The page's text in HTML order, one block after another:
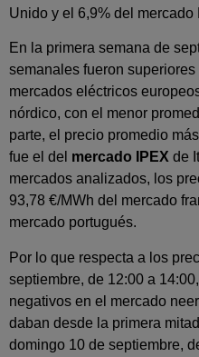
Unido y el 6,9% del
En la primera semana de
semanales fueron
mercados eléctricos
nórdico, con el menor
parte, el precio promedio
fue el del mercado IPEX de
mercados analizados, los
93,78 €/MWh del mercado
mercado portugués.
Por lo que respecta a los
septiembre, de 12:00 a
negativos en el mercado
daban desde la primera
domingo 10 de septiembre,